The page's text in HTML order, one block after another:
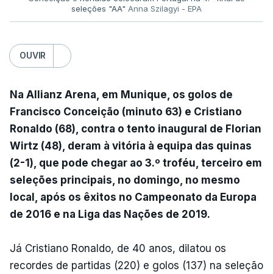
seleções "AA" Anna Szilagyi - EPA
OUVIR
Na Allianz Arena, em Munique, os golos de
Francisco Conceição (minuto 63) e Cristiano
Ronaldo (68), contra o tento inaugural de Florian
Wirtz (48), deram à vitória à equipa das quinas
(2-1), que pode chegar ao 3.º troféu, terceiro em
seleções principais, no domingo, no mesmo
local, após os êxitos no Campeonato da Europa
de 2016 e na Liga das Nações de 2019.
Já Cristiano Ronaldo, de 40 anos, dilatou os
recordes de partidas (220) e golos (137) na seleção